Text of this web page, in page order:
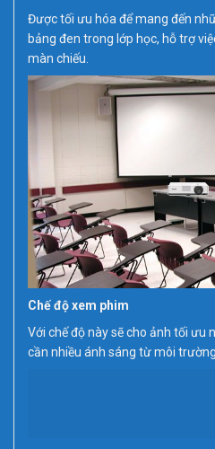
Được tối ưu hóa để mang đến
bảng đen trong lớp học, hỗ trợ
màn chiếu.
Chế độ xem phim
Với chế độ này sẽ cho ảnh tối ưu
cần nhiều ánh sáng từ môi